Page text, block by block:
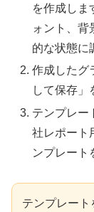
を作成しま
ォント、背
的な状態に
作成したグ
して保存」
テンプレー
社レポート
ンプレート
テンプレー